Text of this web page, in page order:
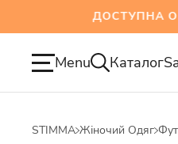
ДОСТУПНА
Menu Каталог
STIMMA Жіночий Одяг